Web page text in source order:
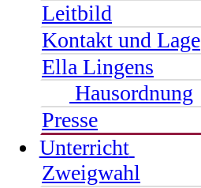
Leitbild
Kontakt und Lage
Ella Lingens
Hausordnung
Presse
Unterricht
Zweigwahl